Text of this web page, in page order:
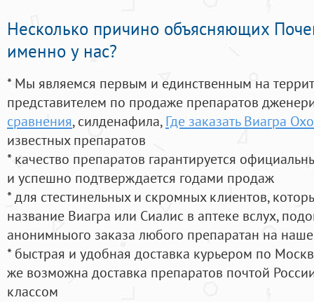
Несколько причино объясняющих
именно у нас?
* Мы являемся первым и единственным на
представителем по продаже препаратов
сравнения, силденафила, Где заказать Виагра
известных препаратов
* качество препаратов гарантируется
и успешно подтверждается годами продаж
* для стестинельных и скромных клиентов,
название Виагра или Сиалис в аптеке вслух,
анонимныого заказа любого препаратан на
* быстрая и удобная доставка курьером по
же возможна доставка препаратов почтой
классом